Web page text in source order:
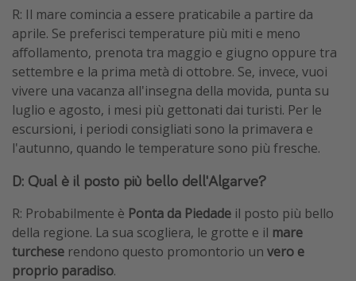
R: Il mare comincia a essere praticabile a partire da
aprile. Se preferisci temperature più miti e meno
affollamento, prenota tra maggio e giugno oppure tra
settembre e la prima metà di ottobre. Se, invece, vuoi
vivere una vacanza all'insegna della movida, punta su
luglio e agosto, i mesi più gettonati dai turisti. Per le
escursioni, i periodi consigliati sono la primavera e
l'autunno, quando le temperature sono più fresche.
D: Qual è il posto più bello dell'Algarve?
R: Probabilmente è Ponta da Piedade il posto più bello
della regione. La sua scogliera, le grotte e il mare
turchese rendono questo promontorio un vero e
proprio paradiso.